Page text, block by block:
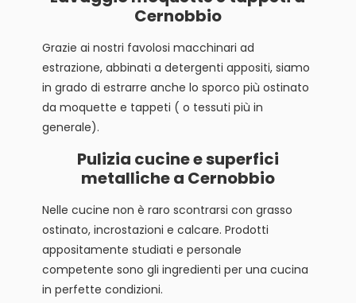
Cernobbio
Grazie ai nostri favolosi macchinari ad
estrazione, abbinati a detergenti appositi, siamo
in grado di estrarre anche lo sporco più ostinato
da moquette e tappeti ( o tessuti più in
generale).
Pulizia cucine e superfici
metalliche a Cernobbio
Nelle cucine non è raro scontrarsi con grasso
ostinato, incrostazioni e calcare. Prodotti
appositamente studiati e personale
competente sono gli ingredienti per una cucina
in perfette condizioni.